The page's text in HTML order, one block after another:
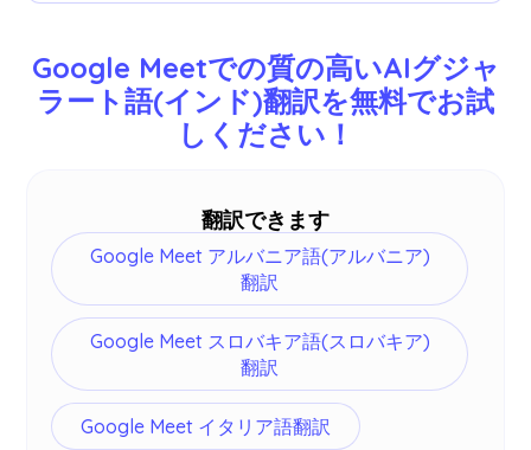
ン語、フィンランド語、アラビア語、ヒンディー
語、ウルドゥー語、トルコ語、ノルウェー語、イ
タリア語、ビルマ語、ロシア語、フィリピン語、
Google Meetでの質の高いAIグジャ
ラート語(インド)翻訳を無料でお試
しください！
翻訳できます
Google Meet アルバニア語(アルバニア)
翻訳
Google Meet スロバキア語(スロバキア)
翻訳
Google Meet イタリア語翻訳